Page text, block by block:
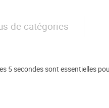
de catégories
5 secondes sont essentielles